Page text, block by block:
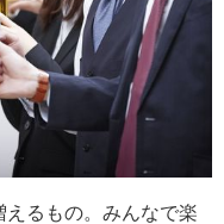
るもの。みんなで楽